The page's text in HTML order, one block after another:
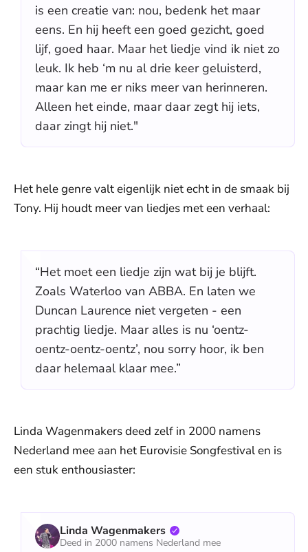
is een creatie van: nou, bedenk het maar
eens. En hij heeft een goed gezicht, goed
lijf, goed haar. Maar het liedje vind ik niet zo
leuk. Ik heb ‘m nu al drie keer geluisterd,
maar kan me er niks meer van herinneren.
Alleen het einde, maar daar zegt hij iets,
daar zingt hij niet."
Het hele genre valt eigenlijk niet echt in de smaak bij
Tony. Hij houdt meer van liedjes met een verhaal:
“Het moet een liedje zijn wat bij je blijft.
Zoals Waterloo van ABBA. En laten we
Duncan Laurence niet vergeten - een
prachtig liedje. Maar alles is nu ‘oentz-
oentz-oentz-oentz’, nou sorry hoor, ik ben
daar helemaal klaar mee.”
Linda Wagenmakers deed zelf in 2000 namens
Nederland mee aan het Eurovisie Songfestival en is
een stuk enthousiaster:
Linda Wagenmakers
Deed in 2000 namens Nederland mee